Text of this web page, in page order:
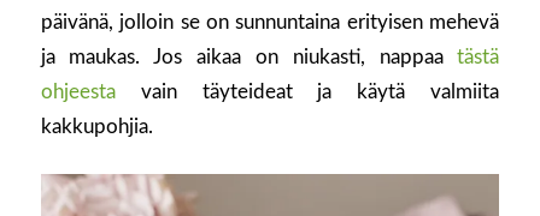
päivänä, jolloin se on sunnuntaina erityisen mehevä
ja maukas. Jos aikaa on niukasti, nappaatästä
ohjeestavain täyteideat ja käytä valmiita
kakkupohjia.